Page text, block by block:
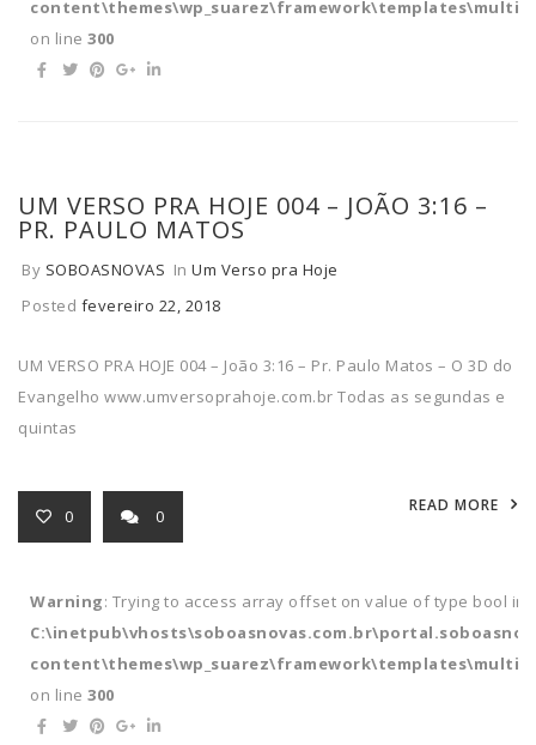
on line 300
UM VERSO PRA HOJE 004 – JOÃO 3:16 –
PR. PAULO MATOS
By SOBOASNOVAS In Um Verso pra Hoje
Posted fevereiro 22, 2018
UM VERSO PRA HOJE 004 – João 3:16 – Pr. Paulo Matos – O 3D do
Evangelho www.umversoprahoje.com.br Todas as segundas e
quintas
READ MORE
0 0
Warning: Trying to access array offset on value of type bool in
on line 300